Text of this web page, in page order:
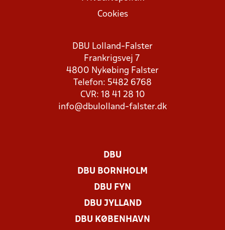
Cookies
DBU Lolland-Falster
Frankrigsvej 7
4800 Nykøbing Falster
Telefon: 5482 6768
CVR: 18 41 28 10
info@dbulolland-falster.dk
DBU
DBU BORNHOLM
DBU FYN
DBU JYLLAND
DBU KØBENHAVN